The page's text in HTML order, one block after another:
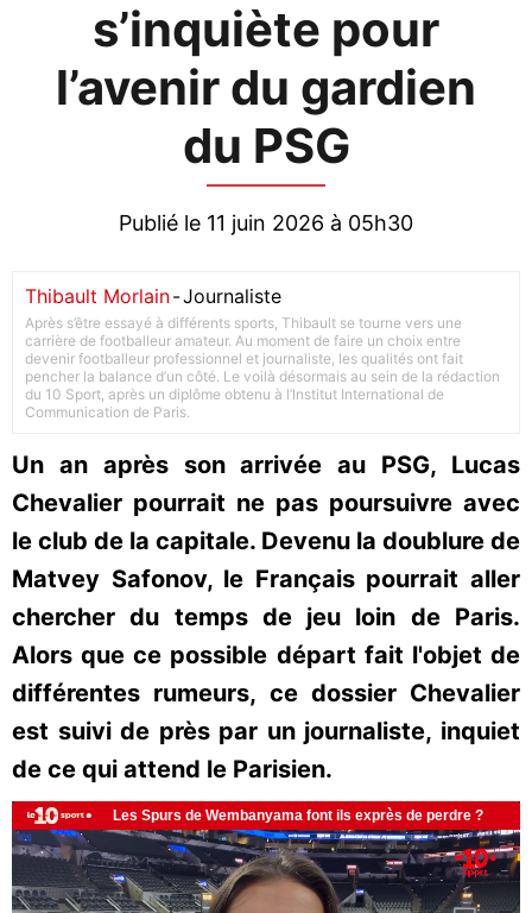
s’inquiète pour
l’avenir du gardien
du PSG
Publié le 11 juin 2026 à 05h30
Thibault Morlain-Journaliste
Après s’être essayé à différents sports, Thibault se tourne vers une
carrière de footballeur amateur. Au moment de faire un choix entre
devenir footballeur professionnel et journaliste, les qualités ont fait
pencher la balance d’un côté. Le voilà désormais au sein de la rédaction
du 10 Sport, après un diplôme obtenu à l’Institut International de
Communication de Paris.
Un an après son arrivée au PSG, Lucas
Chevalier pourrait ne pas poursuivre avec
le club de la capitale. Devenu la doublure de
Matvey Safonov, le Français pourrait aller
chercher du temps de jeu loin de Paris.
Alors que ce possible départ fait l'objet de
différentes rumeurs, ce dossier Chevalier
est suivi de près par un journaliste, inquiet
de ce qui attend le Parisien.